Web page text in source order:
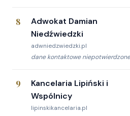
8
Adwokat Damian
Niedźwiedzki
adwniedzwiedzki.pl
dane kontaktowe niepotwierdzone
9
Kancelaria Lipiński i
Wspólnicy
lipinskikancelaria.pl